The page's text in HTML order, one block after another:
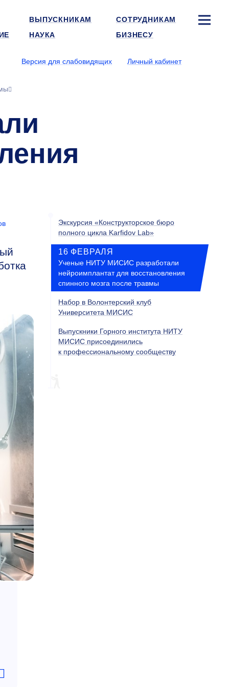
ВЫПУСКНИКАМ
СОТРУДНИКАМ
НАУКА БИЗНЕСУ
Версия для слабовидящих Личный кабинет
Экскурсия «Конструкторское бюро
полного цикла Karfidov Lab»
16 ФЕВРАЛЯ
Ученые НИТУ МИСИС разработали
нейроимплантат для восстановления
спинного мозга после травмы
Набор в Волонтерский клуб
Университета МИСИС
Выпускники Горного института НИТУ
МИСИС присоединились
к профессиональному сообществу